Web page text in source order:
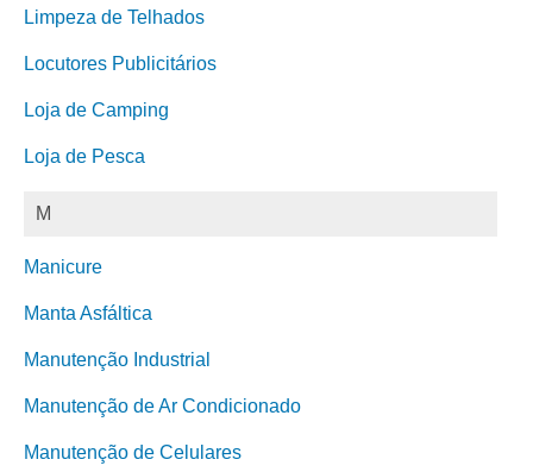
Limpeza de Telhados
Locutores Publicitários
Loja de Camping
Loja de Pesca
M
Manicure
Manta Asfáltica
Manutenção Industrial
Manutenção de Ar Condicionado
Manutenção de Celulares